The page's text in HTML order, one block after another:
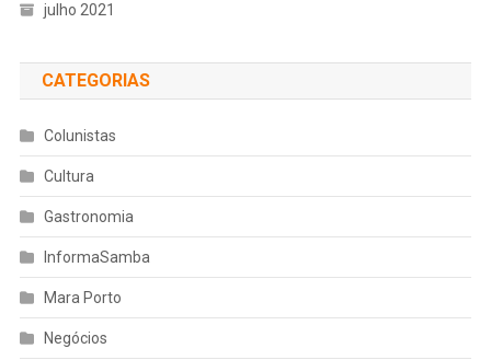
julho 2021
CATEGORIAS
Colunistas
Cultura
Gastronomia
InformaSamba
Mara Porto
Negócios